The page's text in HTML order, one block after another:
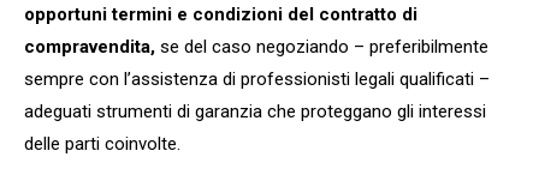
opportuni termini e condizioni del contratto di
compravendita, se del caso negoziando – preferibilmente
sempre con l’assistenza di professionisti legali qualificati –
adeguati strumenti di garanzia che proteggano gli interessi
delle parti coinvolte.